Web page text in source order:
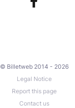
© Billetweb 2014 - 2026
Legal Notice
Report this page
Contact us